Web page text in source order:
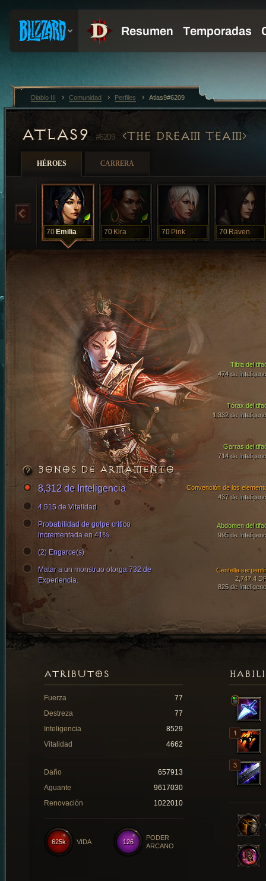
ATLAS9 #6209 THE DREAM TEAM
HÉROES CARRERA
70 Emilia 70 Kira 70 Pink 70 Raven
Tórax del
1,332 de
Garras del
714 de
Tibia del
474 de
Abdomen del
995 de
Centella
2,747.4
825 de
Convención de los
437 de
BONOS DE ARMAMENTO
8,312 de Inteligencia
4,515 de Vitalidad
Probabilidad de golpe crítico
incrementada en 41%.
(2) Engarce(s)
Matar a un monstruo otorga 732 de
Experiencia.
ATRIBUTOS
Fuerza
77
Destreza
77
Inteligencia
8529
Vitalidad
4662
Daño
657913
Aguante
9617030
Renovación
1022010
126
PODER
ARCANO
625k VIDA
Diablo III Comunidad Perfiles Atlas9#6209